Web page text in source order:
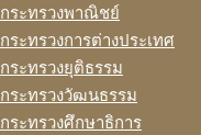
กระทรวงพาณิชย์
กระทรวงการต่างประเทศ
กระทรวงยุติธรรม
กระทรวงวัฒนธรรม
กระทรวงศึกษาธิการ